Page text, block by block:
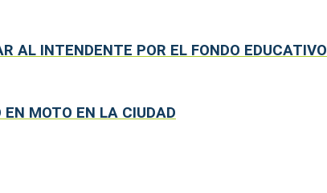
AL INTENDENTE POR EL FONDO EDUCATIVO
MOTO EN LA CIUDAD